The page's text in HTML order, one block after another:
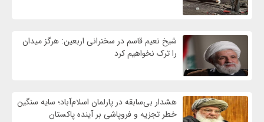
شیخ نعیم قاسم در سخنرانی اربعین: هرگز میدان
را ترک نخواهیم کرد
هشدار بی‌سابقه در پارلمان اسلام‌آباد؛ سایه سنگین
خطر تجزیه و فروپاشی بر آینده پاکستان